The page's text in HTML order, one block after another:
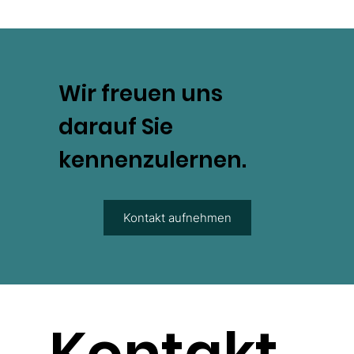
Wir freuen uns
darauf Sie
kennenzulernen.
Kontakt aufnehmen